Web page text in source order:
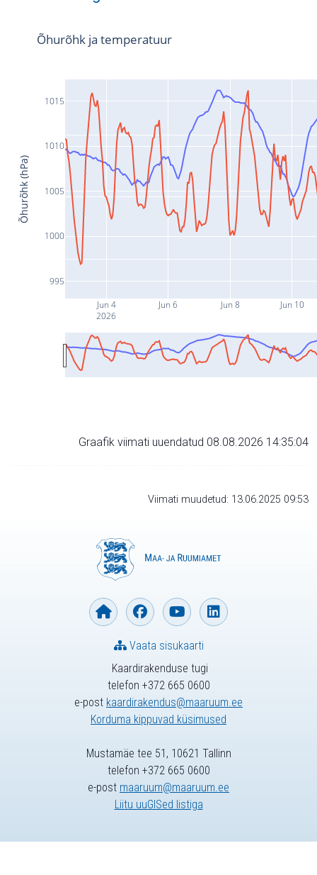
Jun 4
2026
Jun 6 Jun 8 Jun 10
995
1000
1005
1010
1015
Õhurõhk ja temperatuur
Õhurõhk (hPa)
Graafik viimati uuendatud 08.08.2026 14:35:04
Viimati muudetud: 13.06.2025 09:53
Kaardirakenduse tugi
telefon +372 665 0600
e-post kaardirakendus@maaruum.ee
Korduma kippuvad küsimused
Vaata sisukaarti
Mustamäe tee 51, 10621 Tallinn
telefon +372 665 0600
e-post maaruum@maaruum.ee
Liitu uuGISed listiga